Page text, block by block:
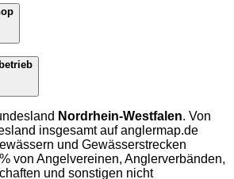
Nordrhein-Westfalen. Von
insgesamt aufanglermap.de
und Gewässerstrecken
von Angelvereinen, Anglerverbänden,
und sonstigen nicht